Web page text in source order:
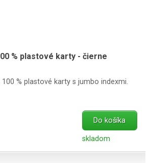
% plastové karty - čierne
% plastové karty s jumbo indexmi.
Do košíka
skladom